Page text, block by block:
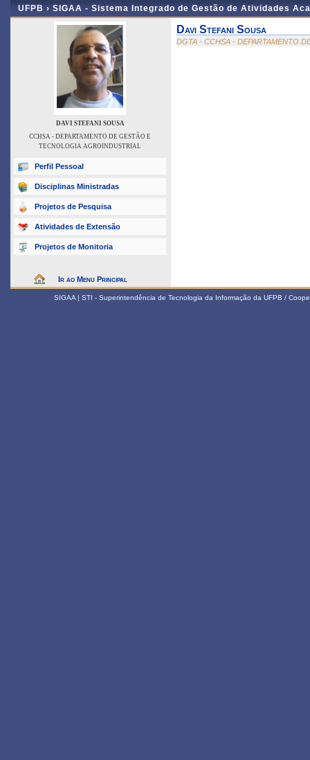
UFPB › SIGAA - Sistema Integrado de Gestão de Atividades
DAVI STEFANI SOUSA
CCHSA - DEPARTAMENTO DE GESTÃO E
TECNOLOGIA AGROINDUSTRIAL
Perfil Pessoal
Disciplinas Ministradas
Projetos de Pesquisa
Atividades de Extensão
Projetos de Monitoria
Ir ao Menu Principal
Davi Stefani Sousa
DGTA - CCHSA - DEPARTAMENTO
SIGAA | STI - Superintendência de Tecnologia da Informação da UFPB /